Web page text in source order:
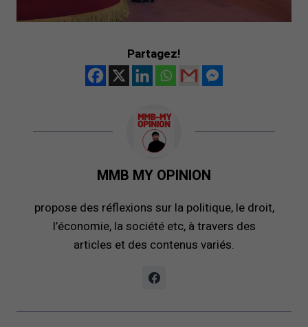
Partagez!
MMB MY OPINION
propose des réflexions sur la politique, le droit,
l’économie, la société etc, à travers des
articles et des contenus variés.